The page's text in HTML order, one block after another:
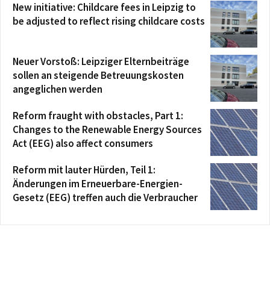
New initiative: Childcare fees in Leipzig to
be adjusted to reflect rising childcare costs
Neuer Vorstoß: Leipziger Elternbeiträge
sollen an steigende Betreuungskosten
angeglichen werden
Reform fraught with obstacles, Part 1:
Changes to the Renewable Energy Sources
Act (EEG) also affect consumers
Reform mit lauter Hürden, Teil 1:
Änderungen im Erneuerbare-Energien-
Gesetz (EEG) treffen auch die Verbraucher